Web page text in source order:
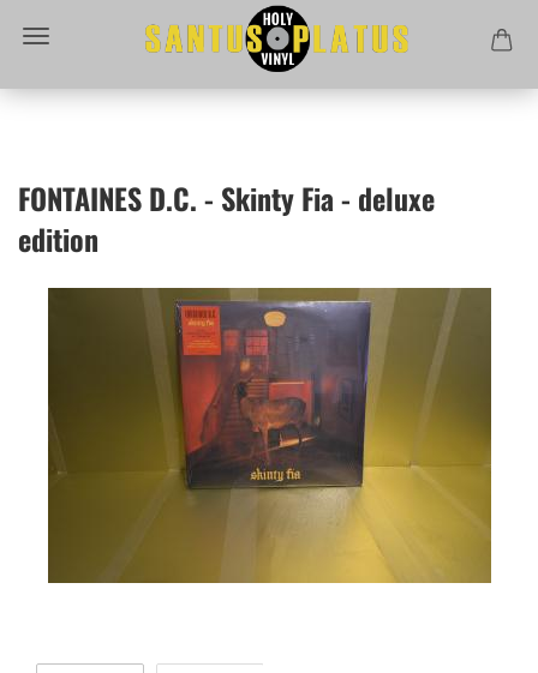
FONTAINES D.C. - Skinty Fia - deluxe
edition